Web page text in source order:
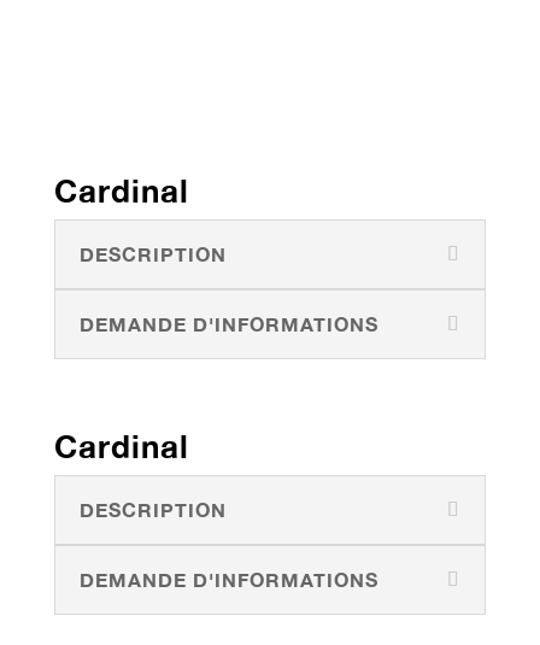
Cardinal
DESCRIPTION
DEMANDE D'INFORMATIONS
Cardinal
DESCRIPTION
DEMANDE D'INFORMATIONS